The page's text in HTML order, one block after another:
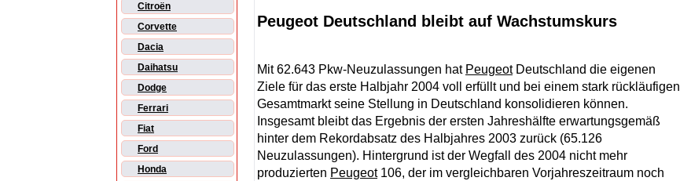
Citroën
Corvette
Dacia
Daihatsu
Dodge
Ferrari
Fiat
Ford
Honda
Peugeot Deutschland bleibt auf Wachstumskurs
Mit 62.643 Pkw-Neuzulassungen hat PeugeotDeutschland die eigenen
Ziele für das erste Halbjahr 2004 voll erfüllt und bei einem stark rückläufigen
Gesamtmarkt seine Stellung in Deutschland konsolidieren können.
Insgesamt bleibt das Ergebnis der ersten Jahreshälfte erwartungsgemäß
hinter dem Rekordabsatz des Halbjahres 2003 zurück (65.126
Neuzulassungen). Hintergrund ist der Wegfall des 2004 nicht mehr
produzierten Peugeot106, der im vergleichbaren Vorjahreszeitraum noch